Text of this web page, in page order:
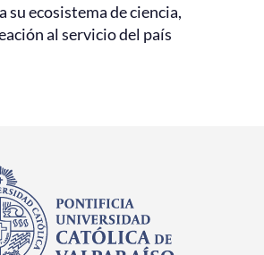
su ecosistema de ciencia,
al servicio del país